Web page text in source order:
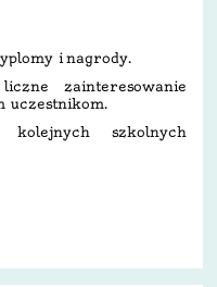
i nagrody.
zainteresowanie
uczestnikom.
szkolnych